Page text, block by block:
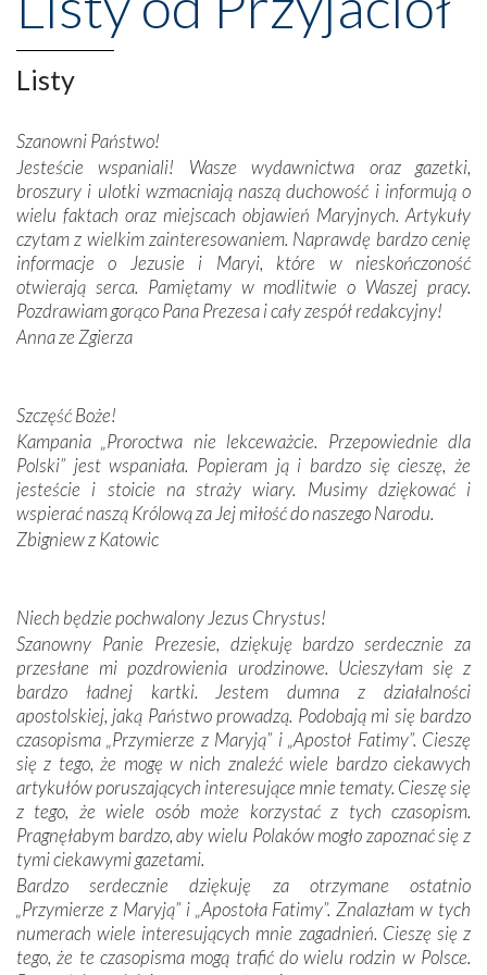
Opatrznościową pomoc w wygranej bitwie o
niepodległość kraju. Zachwyt budziła potężna, a zarazem
misterna architektura tych monumentalnych dzieł,
wspaniałe zdobienia, dbałość ich twórców o detale,
budowniczych.
Podążyliśmy też śladami fatimskich wizjonerów – Łucji
dos Santos oraz świętych Hiacynty i Franciszka Marto.
Modliliśmy się przy ich grobach. Odprawiliśmy Drogę
Krzyżową w ich rodzinnych stronach, odwiedziliśmy
domy, w których żyli.
W miejscu objawień Matki Bożej zapaliliśmy świece
Podczas tej kilkudniowej wyprawy na każdym kroku
spotykaliśmy się z serdeczną otwartością
Portugalczyków. Podziwialiśmy ich ludową sztukę i
zwyczaje. Mimo że nasze kraje są od siebie bardzo
oddalone, w żaden sposób nie czuliśmy się obco.
Sprawiła to oczywiście sama Matka Boża, ale też
kulturowa bliskość biorąca swój początek w naszej
mieliśmy okazję przekonać się, że Maryja swoją opieką
otacza nie tylko nasz naród, lecz wszystkie nacje, które
się Jej ufnie oddają, a także każdą osobę, która zawierza
Jej siebie oraz swych bliskich.
Dzieje Portugalii to również historia wierności Bogu i
odstępstw, także w życiu władców. Trudne momenty w
wymiarze tak osobistym, jak i zbiorowym, przypominają o
konieczności ciągłego zabiegania o własną duszę i o łaskę
Opatrzności. Wierność przynosi pomyślność –
przynajmniej w życiu duchowym. Odstępstwo owocuje
nieszczęściem i śmiercią. Te uniwersalne prawdy
przychodziły na myśl, gdy słuchaliśmy opowieści
przewodników o portugalskich monarchach i wodzach,
zwycięskich bitwach i nieszczęśliwych losach grzesznych
Listy
Szanowni Państwo!
Jesteście wspaniali! Wasze wydawnictwa oraz gazetki,
broszury i ulotki wzmacniają naszą duchowość i informują o
wielu faktach oraz miejscach objawień Maryjnych. Artykuły
czytam z wielkim zainteresowaniem. Naprawdę bardzo cenię
informacje o Jezusie i Maryi, które w nieskończoność
otwierają serca. Pamiętamy w modlitwie o Waszej pracy.
Pozdrawiam gorąco Pana Prezesa i cały zespół redakcyjny!
Anna ze Zgierza
Szczęść Boże!
Kampania „Proroctwa nie lekceważcie. Przepowiednie dla
Polski” jest wspaniała. Popieram ją i bardzo się cieszę, że
jesteście i stoicie na straży wiary. Musimy dziękować i
wspierać naszą Królową za Jej miłość do naszego Narodu.
Zbigniew z Katowic
Niech będzie pochwalony Jezus Chrystus!
Szanowny Panie Prezesie, dziękuję bardzo serdecznie za
przesłane mi pozdrowienia urodzinowe. Ucieszyłam się z
bardzo ładnej kartki. Jestem dumna z działalności
apostolskiej, jaką Państwo prowadzą. Podobają mi się bardzo
czasopisma „Przymierze z Maryją” i „Apostoł Fatimy”. Cieszę
się z tego, że mogę w nich znaleźć wiele bardzo ciekawych
artykułów poruszających interesujące mnie tematy. Cieszę się
z tego, że wiele osób może korzystać z tych czasopism.
Pragnęłabym bardzo, aby wielu Polaków mogło zapoznać się z
tymi ciekawymi gazetami.
Bardzo serdecznie dziękuję za otrzymane ostatnio
„Przymierze z Maryją” i „Apostoła Fatimy”. Znalazłam w tych
numerach wiele interesujących mnie zagadnień. Cieszę się z
tego, że te czasopisma mogą trafić do wielu rodzin w Polsce.